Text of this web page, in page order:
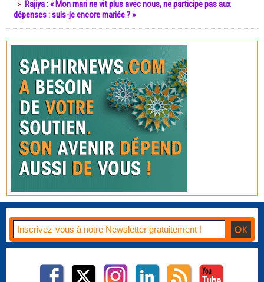
Rajiya : « Mon mari ne vit plus avec nous, ne participe pas aux
dépenses : suis-je encore mariée ? »